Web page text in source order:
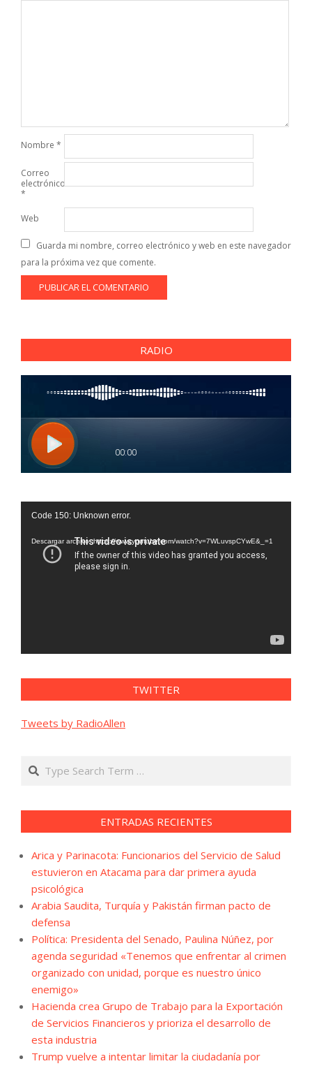
Nombre *
Correo
electrónico
*
Web
Guarda mi nombre, correo electrónico y web en este navegador
para la próxima vez que comente.
RADIO
Reproductor
vídeo
Code 150: Unknown error.
Descargar archivo: https://www.youtube.com/watch?v=7WLuvspCYwE&_=1
TWITTER
Tweets by RadioAllen
Search
ENTRADAS RECIENTES
Arica y Parinacota: Funcionarios del Servicio de Salud
estuvieron en Atacama para dar primera ayuda
psicológica
Arabia Saudita, Turquía y Pakistán firman pacto de
defensa
Política: Presidenta del Senado, Paulina Núñez, por
agenda seguridad «Tenemos que enfrentar al crimen
organizado con unidad, porque es nuestro único
enemigo»
Hacienda crea Grupo de Trabajo para la Exportación
de Servicios Financieros y prioriza el desarrollo de
esta industria
Trump vuelve a intentar limitar la ciudadanía por